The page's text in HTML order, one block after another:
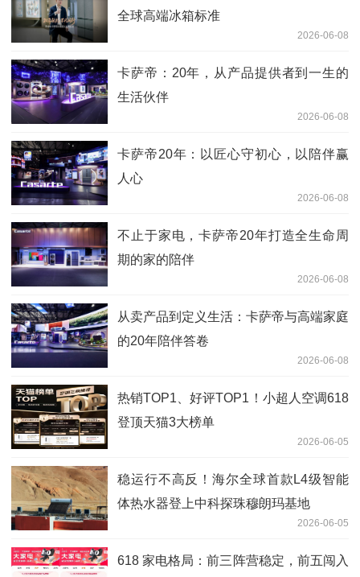
全球高端冰箱标准
2026-06-08
卡萨帝：20年，从产品提供者到一生的
生活伙伴
2026-06-08
卡萨帝20年：以匠心守初心，以陪伴赢
人心
2026-06-08
不止于家电，卡萨帝20年打造全生命周
期的家的陪伴
2026-06-08
从卖产品到定义生活：卡萨帝与高端家庭
的20年陪伴答卷
2026-06-08
热销TOP1、好评TOP1！小超人空调618
登顶天猫3大榜单
2026-06-05
稳运行不高反！海尔全球首款L4级智能
体热水器登上中科探珠穆朗玛基地
2026-06-05
618 家电格局：前三阵营稳定，前五闯入